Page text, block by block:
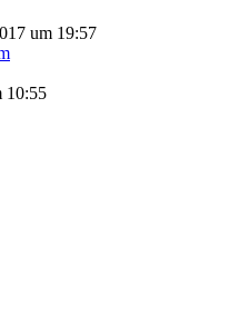
um 19:57
10:55